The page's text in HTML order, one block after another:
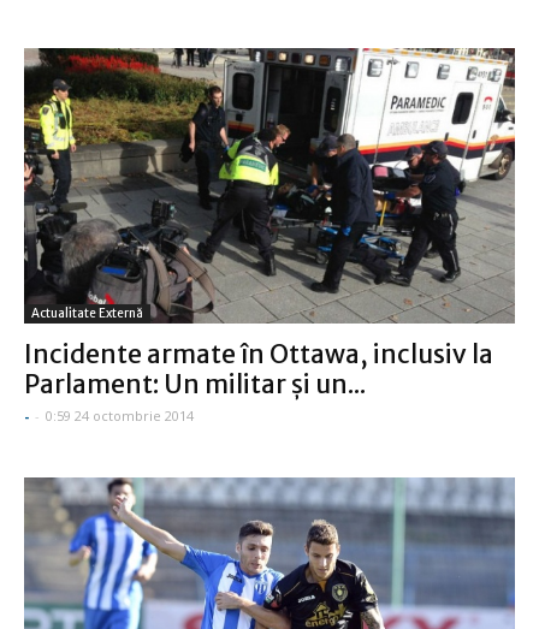
Actualitate Externă
Incidente armate în Ottawa, inclusiv la
Parlament: Un militar şi un...
- - 0:59 24 octombrie 2014